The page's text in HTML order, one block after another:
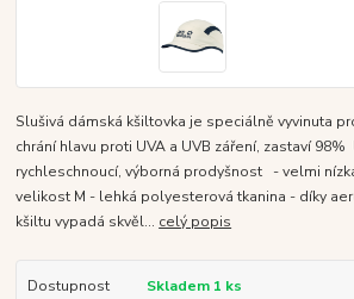
Slušivá dámská kšiltovka je speciálně vyvinuta
chrání hlavu proti UVA a UVB záření, zastaví
rychleschnoucí, výborná prodyšnost - velmi
velikost M - lehká polyesterová tkanina - díky
kšiltu vypadá skvěl... celý popis
Dostupnost
Skladem 1 ks